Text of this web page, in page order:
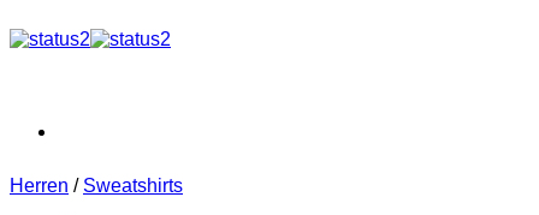
Inhalt
Herren / Sweatshirts